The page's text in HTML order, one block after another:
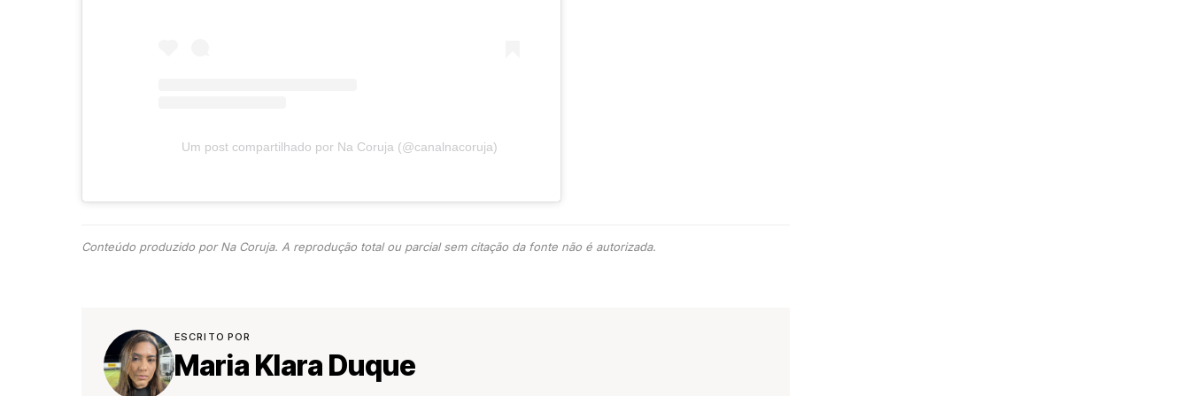
Um post compartilhado por Na Coruja (@canalnacoruja)
Conteúdo produzido por Na Coruja. A reprodução total ou parcial sem citação da fonte não é autorizada.
ESCRITO POR
Maria Klara Duque